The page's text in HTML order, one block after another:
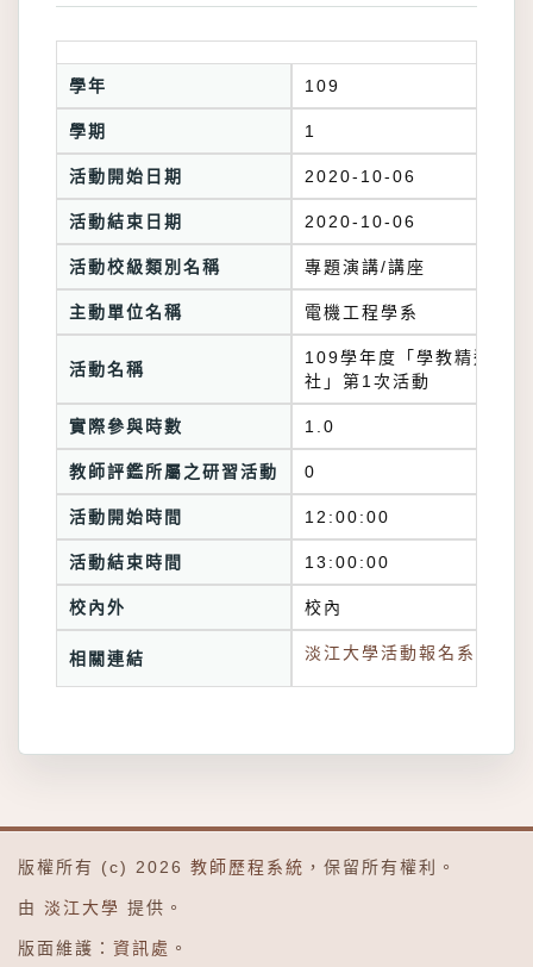
學年 109
學期 1
活動開始日期 2020-10-06
活動結束日期 2020-10-06
活動校級類別名稱 專題演講/講座
主動單位名稱 電機工程學系
活動名稱
109學年度「學教精進研習
社」第1次活動
實際參與時數 1.0
教師評鑑所屬之研習活動 0
活動開始時間 12:00:00
活動結束時間 13:00:00
校內外 校內
相關連結 淡江大學活動報名系統連結
版權所有 (c) 2026 教師歷程系統 ，保留所有權利。
由 淡江大學 提供。
版面維護： 資訊處 。